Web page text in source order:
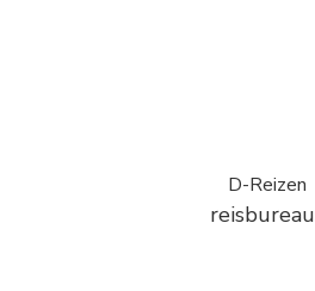
D-Reizen